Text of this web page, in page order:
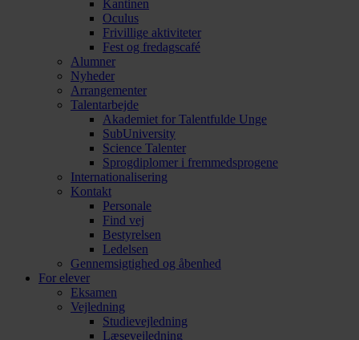
Kantinen
Oculus
Frivillige aktiviteter
Fest og fredagscafé
Alumner
Nyheder
Arrangementer
Talentarbejde
Akademiet for Talentfulde Unge
SubUniversity
Science Talenter
Sprogdiplomer i fremmedsprogene
Internationalisering
Kontakt
Personale
Find vej
Bestyrelsen
Ledelsen
Gennemsigtighed og åbenhed
For elever
Eksamen
Vejledning
Studievejledning
Læsevejledning